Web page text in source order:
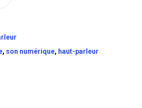
, son numérique, haut-parleur